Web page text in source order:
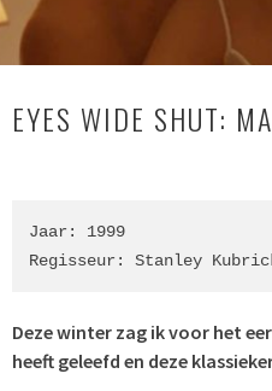
EYES WIDE SHUT:
Jaar: 1999
Regisseur: Stanley
Deze winter zag ik voor het
heeft geleefd en deze